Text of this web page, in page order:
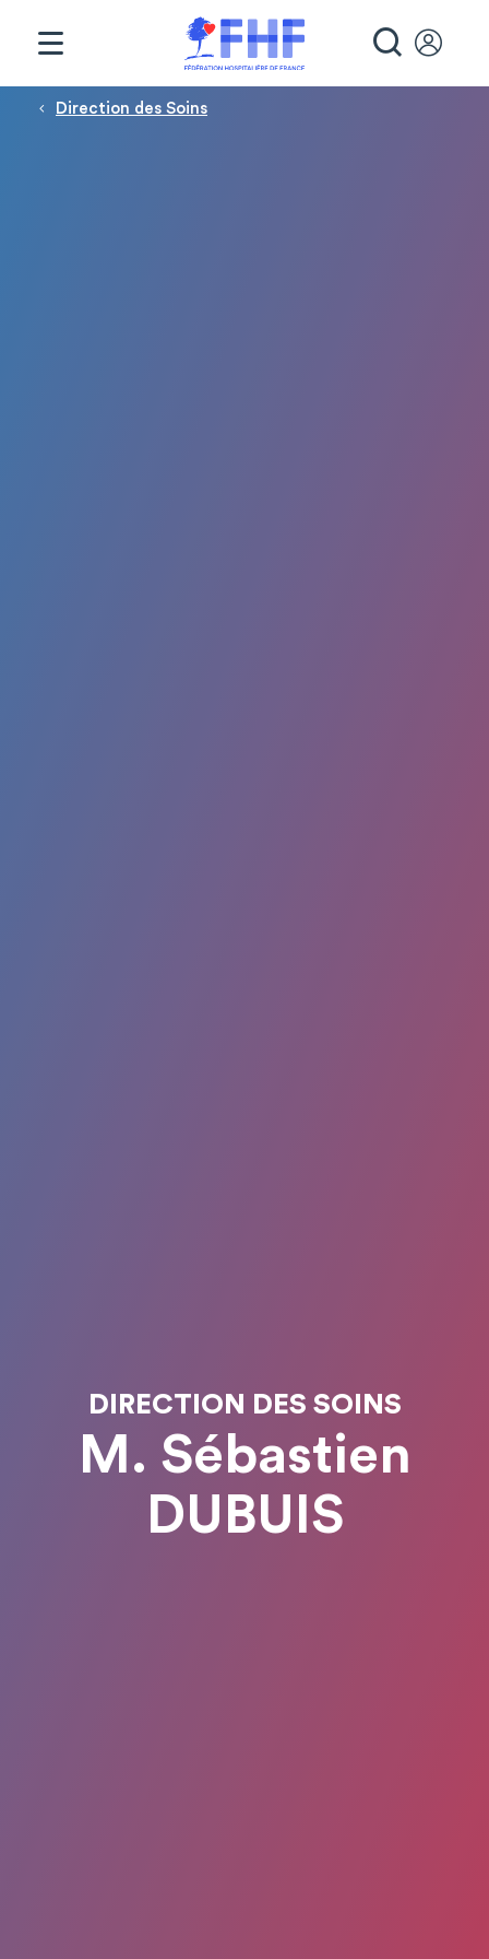
Fil d'Ariane
Direction des Soins
DIRECTION DES SOINS
M. Sébastien
DUBUIS
Panneau de gestion des cookies